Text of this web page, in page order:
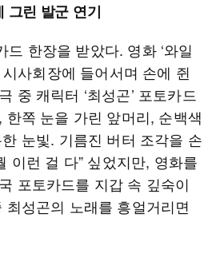
그린 발군 연기
한장을 받았다. 영화 ‘와일
사회장에 들어서며 손에 쥔
중 캐릭터 ‘최성곤’ 포토카드
쪽 눈을 가린 앞머리, 순백색
눈빛. 기름진 버터 조각을 손
이런 걸 다” 싶었지만, 영화를
포토카드를 지갑 속 깊숙이
최성곤의 노래를 흥얼거리면